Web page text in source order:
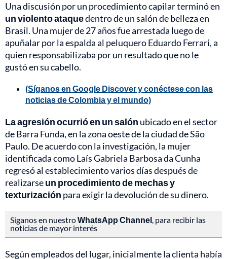
Una discusión por un procedimiento capilar terminó en
un violento ataquedentro de un salón de belleza en
Brasil. Una mujer de 27 años fue arrestada luego de
apuñalar por la espalda al peluquero Eduardo Ferrari, a
quien responsabilizaba por un resultado que no le
gustó en su cabello.
(Síganos en Google Discover y conéctese con las
noticias de Colombia y el mundo)
La agresión ocurrió en un salón ubicado en el sector
de Barra Funda, en la zona oeste de la ciudad de São
Paulo. De acuerdo con la investigación, la mujer
identificada como Laís Gabriela Barbosa da Cunha
regresó al establecimiento varios días después de
realizarseun procedimiento de mechas y
texturización para exigir la devolución de su dinero.
Síganos en nuestroWhatsApp Channel, para recibir las
noticias de mayor interés
Según empleados del lugar, inicialmente la clienta había